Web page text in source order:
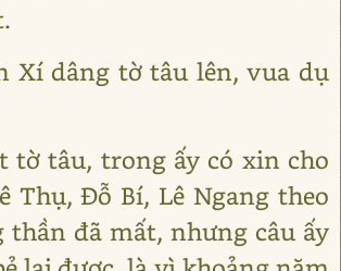
Xí dâng tờ tâu lên, vua dụ
tờ tâu, trong ấy có xin cho
Thụ, Đỗ Bí, Lê Ngang theo
thần đã mất, nhưng câu ấy